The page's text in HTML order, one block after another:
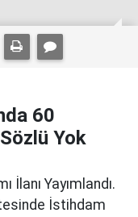
60
Yok
İlanı Yayımlandı.
İstihdam